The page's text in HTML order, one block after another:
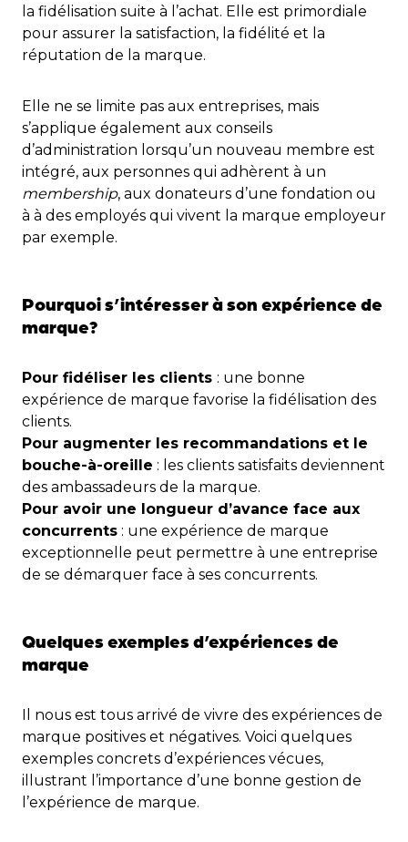
la fidélisation suite à l’achat. Elle est primordiale
pour assurer la satisfaction, la fidélité et la
réputation de la marque.
Elle ne se limite pas aux entreprises, mais
s’applique également aux conseils
d’administration lorsqu’un nouveau membre est
intégré, aux personnes qui adhèrent à un
membership, aux donateurs d’une fondation ou
à à des employés qui vivent la marque employeur
par exemple.
Pourquoi s’intéresser à son expérience de
marque?
Pour fidéliser les clients : une bonne
expérience de marque favorise la fidélisation des
clients.
Pour augmenter les recommandations et le
bouche-à-oreille : les clients satisfaits deviennent
des ambassadeurs de la marque.
Pour avoir une longueur d’avance face aux
concurrents : une expérience de marque
exceptionnelle peut permettre à une entreprise
de se démarquer face à ses concurrents.
Quelques exemples d’expériences de
marque
Il nous est tous arrivé de vivre des expériences de
marque positives et négatives. Voici quelques
exemples concrets d’expériences vécues,
illustrant l’importance d’une bonne gestion de
l’expérience de marque.